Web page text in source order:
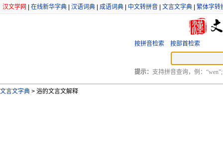
汉文学网 在线新华字典 汉语词典 成语词典 中文转拼音 文言文字典 繁体字转
按拼音检索 按部首检索
提示： 支持拼音查询，例：
文言文字典 > 浴的文言文解释